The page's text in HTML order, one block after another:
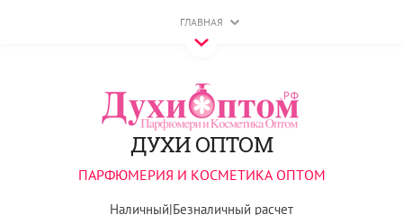
ГЛАВНАЯ
Наличный|Безналичный расчет
ДУХИ ОПТОМ
ПАРФЮМЕРИЯ И КОСМЕТИКА ОПТОМ